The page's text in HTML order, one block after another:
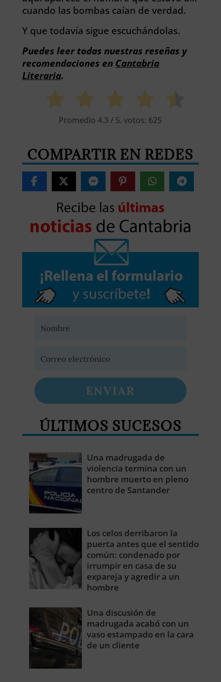
cuando las bombas caían de verdad.
Y que todavía sigue escuchándolas.
Puedes leer todas nuestras reseñas y
recomendaciones en Cantabria
Literaria.
Promedio4.3 / 5. votos: 625
COMPARTIR EN REDES
ENVIAR
ÚLTIMOS SUCESOS
Una madrugada de
violencia termina con un
hombre muerto en pleno
centro de Santander
Los celos derribaron la
puerta antes que el sentido
común: condenado por
irrumpir en casa de su
expareja y agredir a un
hombre
Una discusión de
madrugada acabó con un
vaso estampado en la cara
de un cliente